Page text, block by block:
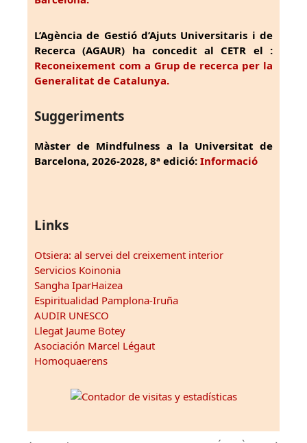
L’Agència de Gestió d’Ajuts Universitaris i de
Recerca (AGAUR) ha concedit al CETR el :
Reconeixement com a Grup de recerca per la
Generalitat de Catalunya.
Suggeriments
Màster de Mindfulness a la Universitat de
Barcelona, 2026-2028, 8ª edició: Informació
Links
Otsiera: al servei del creixement interior
Servicios Koinonia
Sangha IparHaizea
Espiritualidad Pamplona-Iruña
AUDIR UNESCO
Llegat Jaume Botey
Asociación Marcel Légaut
Homoquaerens